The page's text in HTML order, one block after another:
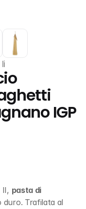
IGP
II, pasta di
duro. Trafilata al